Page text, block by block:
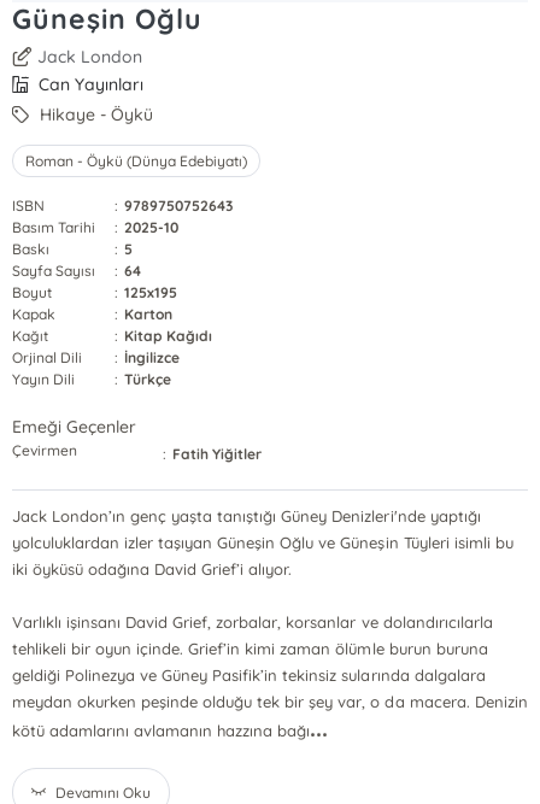
Güneşin Oğlu
Jack London
Can Yayınları
Hikaye - Öykü
Roman - Öykü (Dünya Edebiyatı)
ISBN : 9789750752643
Basım Tarihi
: 2025-10
Baskı
: 5
Sayfa Sayısı
: 64
Boyut
: 125x195
Kapak
: Karton
Kağıt
: Kitap Kağıdı
Orjinal Dili
: İngilizce
Yayın Dili
: Türkçe
Emeği Geçenler
Çevirmen : Fatih Yiğitler
Jack London’ın genç yaşta tanıştığı Güney Denizleri'nde yaptığı
yolculuklardan izler taşıyan Güneşin Oğlu ve Güneşin Tüyleri isimli bu
iki öyküsü odağına David Grief’i alıyor.
Varlıklı işinsanı David Grief, zorbalar, korsanlar ve dolandırıcılarla
tehlikeli bir oyun içinde. Grief’in kimi zaman ölümle burun buruna
geldiği Polinezya ve Güney Pasifik’in tekinsiz sularında dalgalara
meydan okurken peşinde olduğu tek bir şey var, o da macera. Denizin
kötü adamlarını avlamanın hazzına bağı...
Devamını Oku